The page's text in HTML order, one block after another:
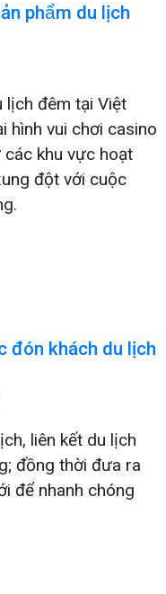
phẩm du lịch
lịch đêm tại Việt
hình vui chơi casino
khu vực hoạt
đột với cuộc
đón khách du lịch
liên kết du lịch
đồng thời đưa ra
để nhanh chóng